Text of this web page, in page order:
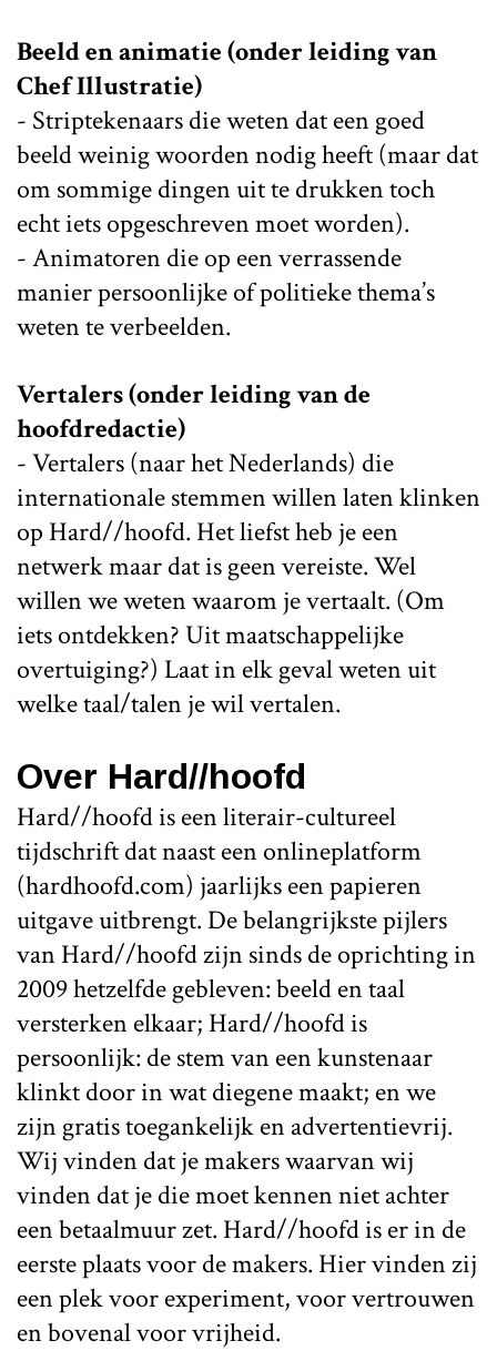
Beeld en animatie (onder leiding van
Chef Illustratie)
- Striptekenaars die weten dat een goed
beeld weinig woorden nodig heeft (maar dat
om sommige dingen uit te drukken toch
echt iets opgeschreven moet worden).
- Animatoren die op een verrassende
manier persoonlijke of politieke thema’s
weten te verbeelden.
Vertalers (onder leiding van de
hoofdredactie)
- Vertalers (naar het Nederlands) die
internationale stemmen willen laten klinken
op Hard//hoofd. Het liefst heb je een
netwerk maar dat is geen vereiste. Wel
willen we weten waarom je vertaalt. (Om
iets ontdekken? Uit maatschappelijke
overtuiging?) Laat in elk geval weten uit
welke taal/talen je wil vertalen.
Over Hard//hoofd
Hard//hoofd is een literair-cultureel
tijdschrift dat naast een onlineplatform
(hardhoofd.com) jaarlijks een papieren
uitgave uitbrengt. De belangrijkste pijlers
van Hard//hoofd zijn sinds de oprichting in
2009 hetzelfde gebleven: beeld en taal
versterken elkaar; Hard//hoofd is
persoonlijk: de stem van een kunstenaar
klinkt door in wat diegene maakt; en we
zijn gratis toegankelijk en advertentievrij.
Wij vinden dat je makers waarvan wij
vinden dat je die moet kennen niet achter
een betaalmuur zet. Hard//hoofd is er in de
eerste plaats voor de makers. Hier vinden zij
een plek voor experiment, voor vertrouwen
en bovenal voor vrijheid.